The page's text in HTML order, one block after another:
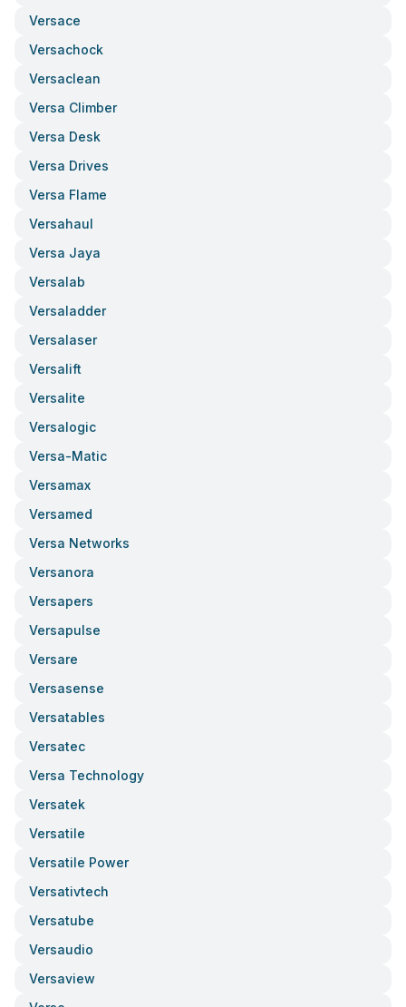
Versace
Versachock
Versaclean
Versa Climber
Versa Desk
Versa Drives
Versa Flame
Versahaul
Versa Jaya
Versalab
Versaladder
Versalaser
Versalift
Versalite
Versalogic
Versa-Matic
Versamax
Versamed
Versa Networks
Versanora
Versapers
Versapulse
Versare
Versasense
Versatables
Versatec
Versa Technology
Versatek
Versatile
Versatile Power
Versativtech
Versatube
Versaudio
Versaview